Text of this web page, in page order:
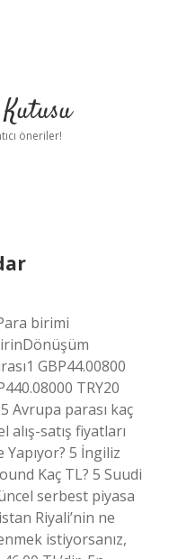
öneriler!
birimi
GBP44.00800
TRY20
Avrupa parası kaç
alış-satış fiyatları
Yapıyor? 5 İngiliz
Kaç TL? 5 Suudi
serbest piyasa
Riyali’nin ne
istiyorsanız,